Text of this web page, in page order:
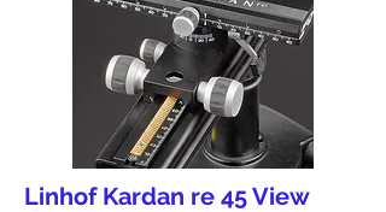
Linhof Kardan re 45 View